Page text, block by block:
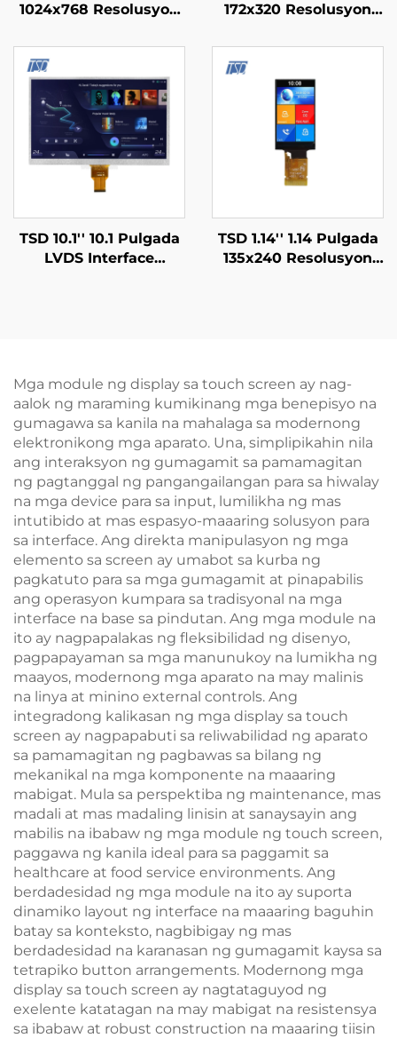
1024x768 Resolusyon
LCD Display Module
172x320 Resolusyon
ST7789V3 Driver IC IPS
TFT LCD Display para
sa Smart Watch
TSD 10.1'' 10.1 Pulgada
LVDS Interface
TSD 1.14'' 1.14 Pulgada
135x240 Resolusyon
Mga module ng display sa touch screen ay nag-
aalok ng maraming kumikinang mga benepisyo na
gumagawa sa kanila na mahalaga sa modernong
elektronikong mga aparato. Una, simplipikahin nila
ang interaksyon ng gumagamit sa pamamagitan
ng pagtanggal ng pangangailangan para sa hiwalay
na mga device para sa input, lumilikha ng mas
intutibido at mas espasyo-maaaring solusyon para
sa interface. Ang direkta manipulasyon ng mga
elemento sa screen ay umabot sa kurba ng
pagkatuto para sa mga gumagamit at pinapabilis
ang operasyon kumpara sa tradisyonal na mga
interface na base sa pindutan. Ang mga module na
ito ay nagpapalakas ng fleksibilidad ng disenyo,
pagpapayaman sa mga manunukoy na lumikha ng
maayos, modernong mga aparato na may malinis
na linya at minino external controls. Ang
integradong kalikasan ng mga display sa touch
screen ay nagpapabuti sa reliwabilidad ng aparato
sa pamamagitan ng pagbawas sa bilang ng
mekanikal na mga komponente na maaaring
mabigat. Mula sa perspektiba ng maintenance, mas
madali at mas madaling linisin at sanaysayin ang
mabilis na ibabaw ng mga module ng touch screen,
paggawa ng kanila ideal para sa paggamit sa
healthcare at food service environments. Ang
berdadesidad ng mga module na ito ay suporta
dinamiko layout ng interface na maaaring baguhin
batay sa konteksto, nagbibigay ng mas
berdadesidad na karanasan ng gumagamit kaysa sa
tetrapiko button arrangements. Modernong mga
display sa touch screen ay nagtataguyod ng
exelente katatagan na may mabigat na resistensya
sa ibabaw at robust construction na maaaring tiisin